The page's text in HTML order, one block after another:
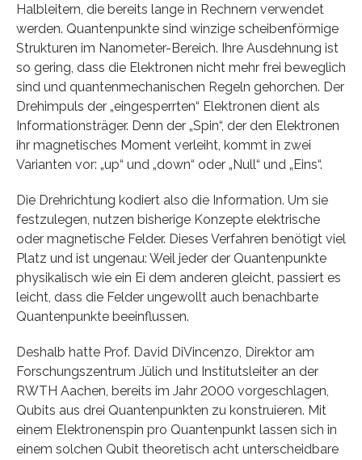
Halbleitern, die bereits lange in Rechnern verwendet
werden. Quantenpunkte sind winzige scheibenförmige
Strukturen im Nanometer-Bereich. Ihre Ausdehnung ist
so gering, dass die Elektronen nicht mehr frei beweglich
sind und quantenmechanischen Regeln gehorchen. Der
Drehimpuls der „eingesperrten“ Elektronen dient als
Informationsträger. Denn der „Spin“, der den Elektronen
ihr magnetisches Moment verleiht, kommt in zwei
Varianten vor: „up“ und „down“ oder „Null“ und „Eins“.
Die Drehrichtung kodiert also die Information. Um sie
festzulegen, nutzen bisherige Konzepte elektrische
oder magnetische Felder. Dieses Verfahren benötigt viel
Platz und ist ungenau: Weil jeder der Quantenpunkte
physikalisch wie ein Ei dem anderen gleicht, passiert es
leicht, dass die Felder ungewollt auch benachbarte
Quantenpunkte beeinflussen.
Deshalb hatte Prof. David DiVincenzo, Direktor am
Forschungszentrum Jülich und Institutsleiter an der
RWTH Aachen, bereits im Jahr 2000 vorgeschlagen,
Qubits aus drei Quantenpunkten zu konstruieren. Mit
einem Elektronenspin pro Quantenpunkt lassen sich in
einem solchen Qubit theoretisch acht unterscheidbare